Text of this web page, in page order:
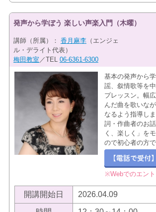
発声から学ぼう 楽しい声楽入門（木曜）
講師（所属）： 香月麻李（エンジェ
ル・デライト代表）
梅田教室 ／TEL 06-6361-6300
基本の発声から
謡、叙情歌等を
プレッスン。幅
んだ曲を歌いな
なるよう指導し
詞・作曲者のお
く、楽しく」を
ので初心者の方で
※Webでのエン
開講開始日 2026.04.09